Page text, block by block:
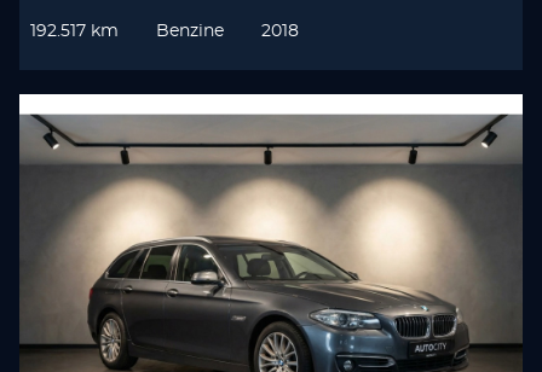
192.517 km Benzine 2018